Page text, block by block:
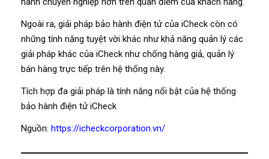
Ngoài ra, giải pháp bảo hành điện tử của iCheck còn có
những tính năng tuyệt vời khác như khả năng quản lý các
giải pháp khác của iCheck như chống hàng giả, quản lý
bán hàng trực tiếp trên hệ thống này.
Tích hợp đa giải pháp là tính năng nổi bật của hệ thống
bảo hành điện tử iCheck
Nguồn: https://icheckcorporation.vn/